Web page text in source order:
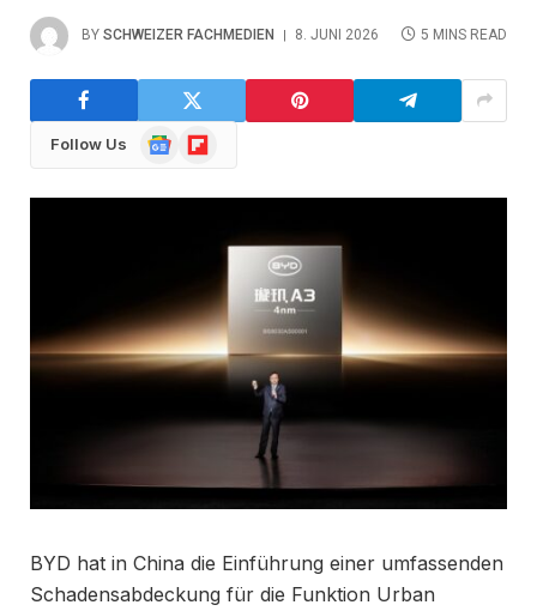
BY SCHWEIZER FACHMEDIEN 8. JUNI 2026 5 MINS READ
Follow Us
GoogleFlipboard
BYD hat in China die Einführung einer umfassenden
Schadensabdeckung für die Funktion Urban